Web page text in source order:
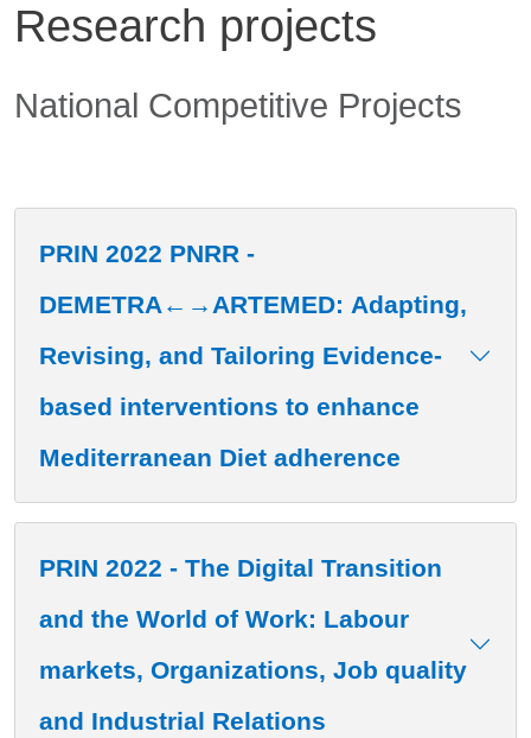
Research projects
Contenuto
National Competitive Projects
PRIN 2022 PNRR -
DEMETRA←→ARTEMED: Adapting,
Revising, and Tailoring Evidence-
based interventions to enhance
Mediterranean Diet adherence
PRIN 2022 - The Digital Transition
and the World of Work: Labour
markets, Organizations, Job quality
and Industrial Relations